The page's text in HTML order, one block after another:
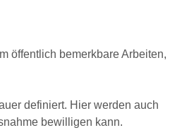
öffentlich bemerkbare Arbeiten,
definiert. Hier werden auch
bewilligen kann.